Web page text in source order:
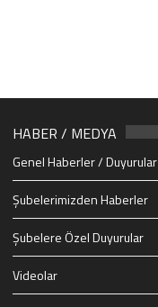
HABER / MEDYA
Genel Haberler / Duyurular
Şubelerimizden Haberler
Şubelere Özel Duyurular
Videolar